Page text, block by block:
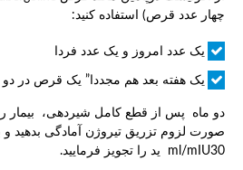
چهار عدد قرص) استفاده کنید:
یک عدد امروز و یک عدد فردا
یک هفته بعد هم مجددا” یک قرص در دو
دو ماه پس از قطع کامل شیردهی، بیمار
ml/mIU30 ید را تجویز فرمایید.